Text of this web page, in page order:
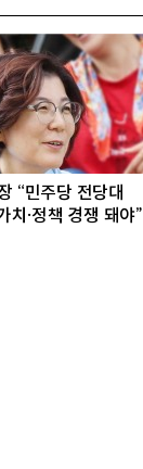
“민주당 전당대
치·정책 경쟁 돼야”